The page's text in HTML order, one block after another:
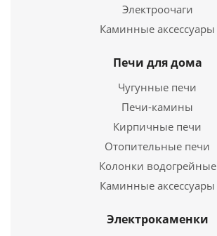
Подробнее
Купить в 1 клик
Электроочаги
Каминные аксессуары
Печи для дома
Чугунные печи
Печи-камины
Кирпичные печи
Отопительные печи
Колонки водогрейные
Каминные аксессуары
Электрокаменки